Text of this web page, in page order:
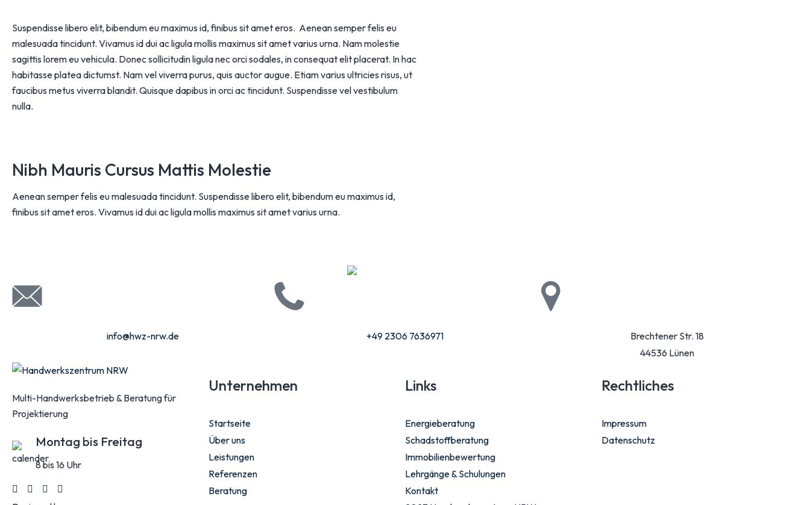
Suspendisse libero elit, bibendum eu maximus id, finibus sit amet eros. Aenean semper felis eu
malesuada tincidunt. Vivamus id dui ac ligula mollis maximus sit amet varius urna. Nam molestie
sagittis lorem eu vehicula. Donec sollicitudin ligula nec orci sodales, in consequat elit placerat. In hac
habitasse platea dictumst. Nam vel viverra purus, quis auctor augue. Etiam varius ultricies risus, ut
faucibus metus viverra blandit. Quisque dapibus in orci ac tincidunt. Suspendisse vel vestibulum
nulla.
Nibh Mauris Cursus Mattis Molestie
Aenean semper felis eu malesuada tincidunt. Suspendisse libero elit, bibendum eu maximus id,
finibus sit amet eros. Vivamus id dui ac ligula mollis maximus sit amet varius urna.
info@hwz-nrw.de +49 2306 7636971
Brechtener Str. 18
44536 Lünen
Multi-Handwerksbetrieb & Beratung für
Projektierung
Montag bis Freitag
8 bis 16 Uhr
Unternehmen
Startseite
Über uns
Leistungen
Referenzen
Beratung
Links
Energieberatung
Schadstoffberatung
Immobilienbewertung
Lehrgänge & Schulungen
Kontakt
Rechtliches
Impressum
Datenschutz